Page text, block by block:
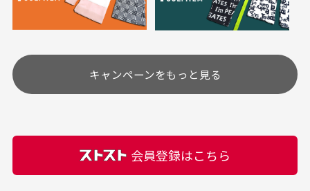
高価なブルゾンがお
購入できました。状態も
最高でした。
いつも素敵な商品を
す
商品をありがとうござい
ます。
定休日はありますか？
土.日.祝日は定休日となっております。
その他の休日につきましてはサイト上にて告知させて
頂きます。
カートの有効時間はありますか？
り、柔軟剤等)が付着している場合がございます。
付属品について
付属品の記載につきましては、弊社に入荷した時点
ある場合もございます。
キャンペーンをもっと見る
会員登録はこちら